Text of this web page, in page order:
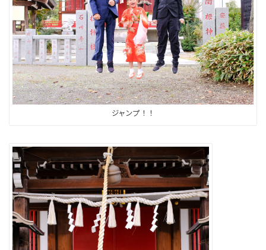
ジャンプ！！